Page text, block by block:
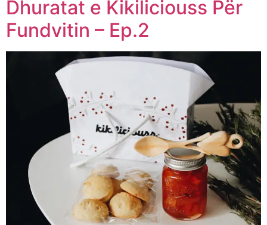
Dhuratat e Kikiliciouss Për
Fundvitin – Ep.2